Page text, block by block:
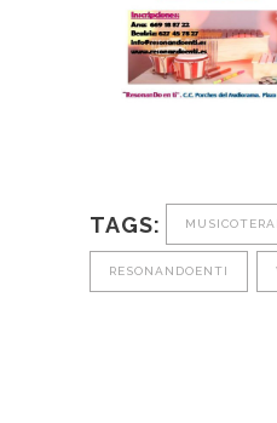
TAGS:
RESONANDOENTI